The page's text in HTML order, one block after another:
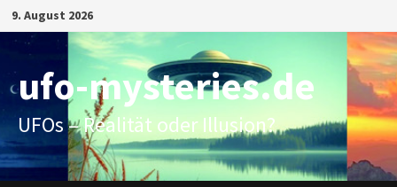
Zum
Inhalt
springen
9. August 2026
ufo-mysteries.de
UFOs – Realität oder Illusion?